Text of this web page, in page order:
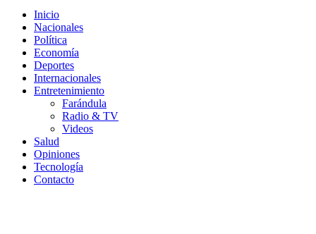
Inicio
Nacionales
Política
Economía
Deportes
Internacionales
Entretenimiento
Farándula
Radio & TV
Videos
Salud
Opiniones
Tecnología
Contacto